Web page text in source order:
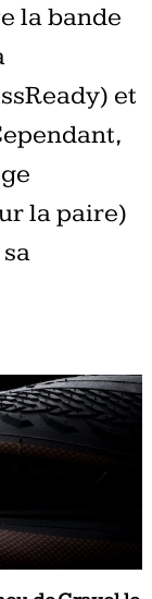
la bande
et
la paire)